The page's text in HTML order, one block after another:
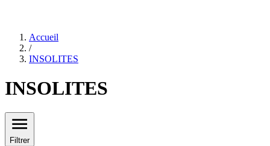
Accueil
/
INSOLITES
INSOLITES
Filtrer